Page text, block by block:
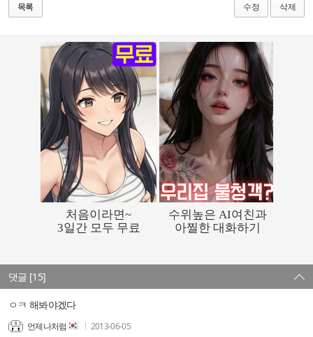
목록 수정 삭제
댓글 [15]
ㅇㅋ 해봐야겠다
언제나처럼 2013-06-05